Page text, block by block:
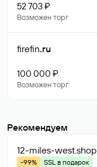
52 703 ₽
Возможен торг
firefin.ru
100 000 ₽
Возможен торг
Рекомендуем
12-miles-west.shop
-99%
SSL в подарок